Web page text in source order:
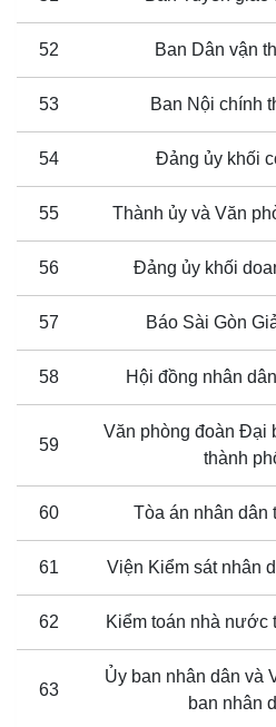
52 Ban Dân vận
53 Ban Nội chính
54 Đảng ủy khối
55 Thành ủy và Văn
56 Đảng ủy khối
57 Báo Sài Gòn
58 Hội đồng nhân
59
Văn phòng đoàn Đại
thành
60 Tòa án nhân dân
61 Viện Kiểm sát nhân
62 Kiểm toán nhà nước
63
Ủy ban nhân dân và
ban nhân